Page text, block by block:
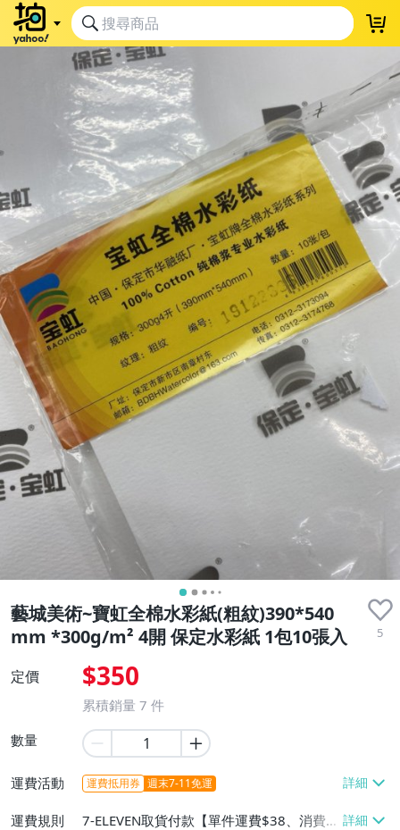
藝城美術~寶虹全棉水彩紙(粗紋)390*540
mm *300g/m² 4開 保定水彩紙 1包10張入
5
定價 $350
累積銷量 7 件
數量
運費活動 運費抵用券 週末7-11免運
運費規則
7-ELEVEN取貨付款【單件運費$38、消費滿